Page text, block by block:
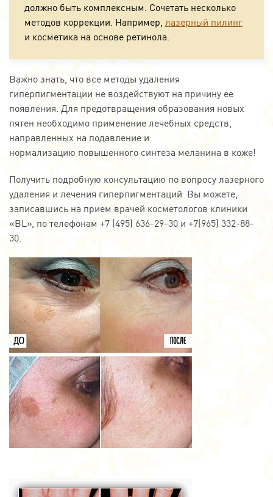
должно быть комплексным. Сочетать несколько
методов коррекции. Например, лазерный пилинг
и косметика на основе ретинола.
Важно знать, что все методы удаления
гиперпигментации не воздействуют на причину ее
появления. Для предотвращения образования новых
пятен необходимо применение лечебных средств,
направленных на подавление и
нормализацию повышенного синтеза меланина в коже!
Получить подробную консультацию по вопросу лазерного
удаления и лечения гиперпигментаций Вы можете,
записавшись на прием врачей косметологов клиники
«BL», по телефонам +7 (495) 636-29-30 и +7(965) 332-88-
30.